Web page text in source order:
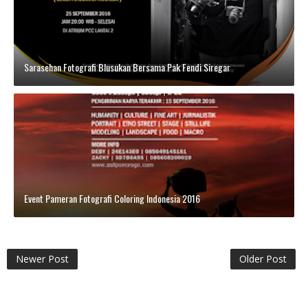
Sarasehan Fotografi Blusukan Bersama Pak Fendi Siregar
Event Pameran Fotografi Coloring Indonesia 2016
Newer Post Older Post